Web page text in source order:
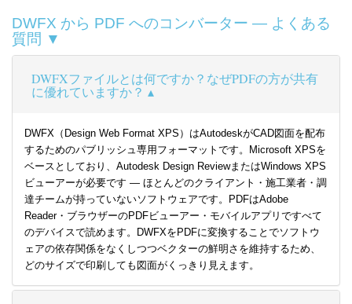
DWFX から PDF へのコンバーター — よくある
質問 ▼
DWFXファイルとは何ですか？なぜPDFの方が共有
に優れていますか？
DWFX（Design Web Format XPS）はAutodeskがCAD図面を配布
するためのパブリッシュ専用フォーマットです。Microsoft XPSを
ベースとしており、Autodesk Design ReviewまたはWindows XPS
ビューアーが必要です — ほとんどのクライアント・施工業者・調
達チームが持っていないソフトウェアです。PDFはAdobe
Reader・ブラウザーのPDFビューアー・モバイルアプリですべて
のデバイスで読めます。DWFXをPDFに変換することでソフトウ
ェアの依存関係をなくしつつベクターの鮮明さを維持するため、
どのサイズで印刷しても図面がくっきり見えます。